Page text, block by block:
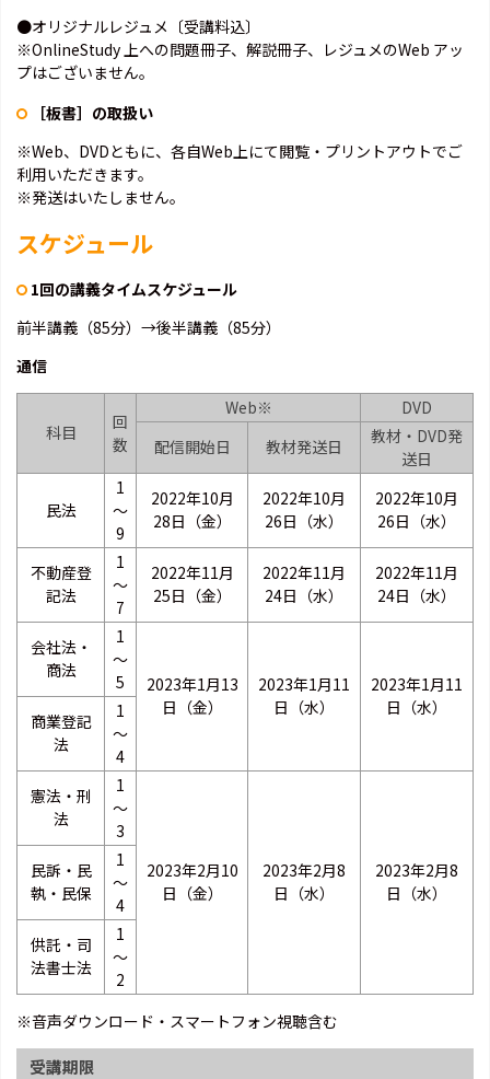
●オリジナルレジュメ〔受講料込〕
※OnlineStudy 上への問題冊子、解説冊子、レジュメのWeb アッ
プはございません。
［板書］の取扱い
※Web、DVDともに、各自Web上にて閲覧・プリントアウトでご
利用いただきます。
※発送はいたしません。
スケジュール
1回の講義タイムスケジュール
前半講義（85分）→後半講義（85分）
通信
科目
回
数
Web※
DVD
配信開始日
教材発送日
教材・DVD発
送日
民法
1
～
9
2022年10月
28日（金）
2022年10月
26日（水）
2022年10月
26日（水）
不動産登
記法
1
～
7
2022年11月
25日（金）
2022年11月
24日（水）
2022年11月
24日（水）
会社法・
商法
1
～
5
2023年1月13
日（金）
2023年1月11
日（水）
2023年1月11
日（水）
商業登記
法
1
～
4
憲法・刑
法
1
～
3
2023年2月10
日（金）
2023年2月8
日（水）
2023年2月8
日（水）
民訴・民
執・民保
1
～
4
供託・司
法書士法
1
～
2
※音声ダウンロード・スマートフォン視聴含む
受講期限